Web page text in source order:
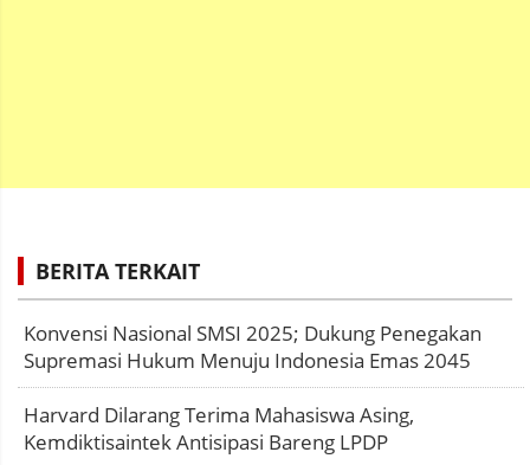
BERITA TERKAIT
Konvensi Nasional SMSI 2025; Dukung Penegakan
Supremasi Hukum Menuju Indonesia Emas 2045
Harvard Dilarang Terima Mahasiswa Asing,
Kemdiktisaintek Antisipasi Bareng LPDP